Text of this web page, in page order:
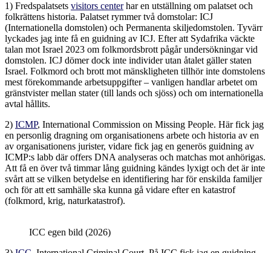
1) Fredspalatsets visitors centerhar en utställning om palatset och
folkrättens historia. Palatset rymmer två domstolar: ICJ
(Internationella domstolen) och Permanenta skiljedomstolen. Tyvärr
lyckades jag inte få en guidning av ICJ. Efter att Sydafrika väckte
talan mot Israel 2023 om folkmordsbrott pågår undersökningar vid
domstolen. ICJ dömer dock inte individer utan åtalet gäller staten
Israel. Folkmord och brott mot mänskligheten tillhör inte domstolens
mest förekommande arbetsuppgifter – vanligen handlar arbetet om
gränstvister mellan stater (till lands och sjöss) och om internationella
avtal hållits.
2) ICMP, International Commission on Missing People. Här fick jag
en personlig dragning om organisationens arbete och historia av en
av organisationens jurister, vidare fick jag en generös guidning av
ICMP:s labb där offers DNA analyseras och matchas mot anhörigas.
Att få en över två timmar lång guidning kändes lyxigt och det är inte
svårt att se vilken betydelse en identifiering har för enskilda familjer
och för att ett samhälle ska kunna gå vidare efter en katastrof
(folkmord, krig, naturkatastrof).
ICC egen bild (2026)